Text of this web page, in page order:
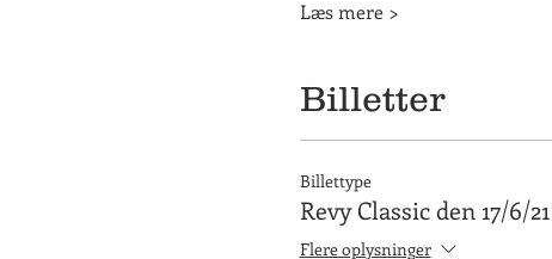
Læs mere >
Billetter
Billettype
Revy Classic den 17/6/21
Flere oplysninger